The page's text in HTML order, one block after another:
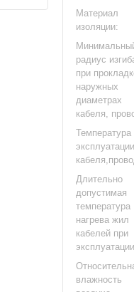
Материал
изоляции:
радиус
при
наружных
диаметрах
кабеля,
Температура
эксплуатации
Длительно
допустимая
температура
нагрева жил
кабелей при
эксплуатации
влажность